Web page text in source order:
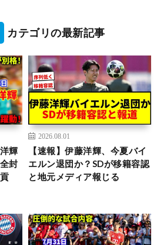
カテゴリの最新記事
輝
封
2026.08.01
【速報】伊藤洋輝、今夏バイ
エルン退団か？SDが移籍容認
と地元メディア報じる